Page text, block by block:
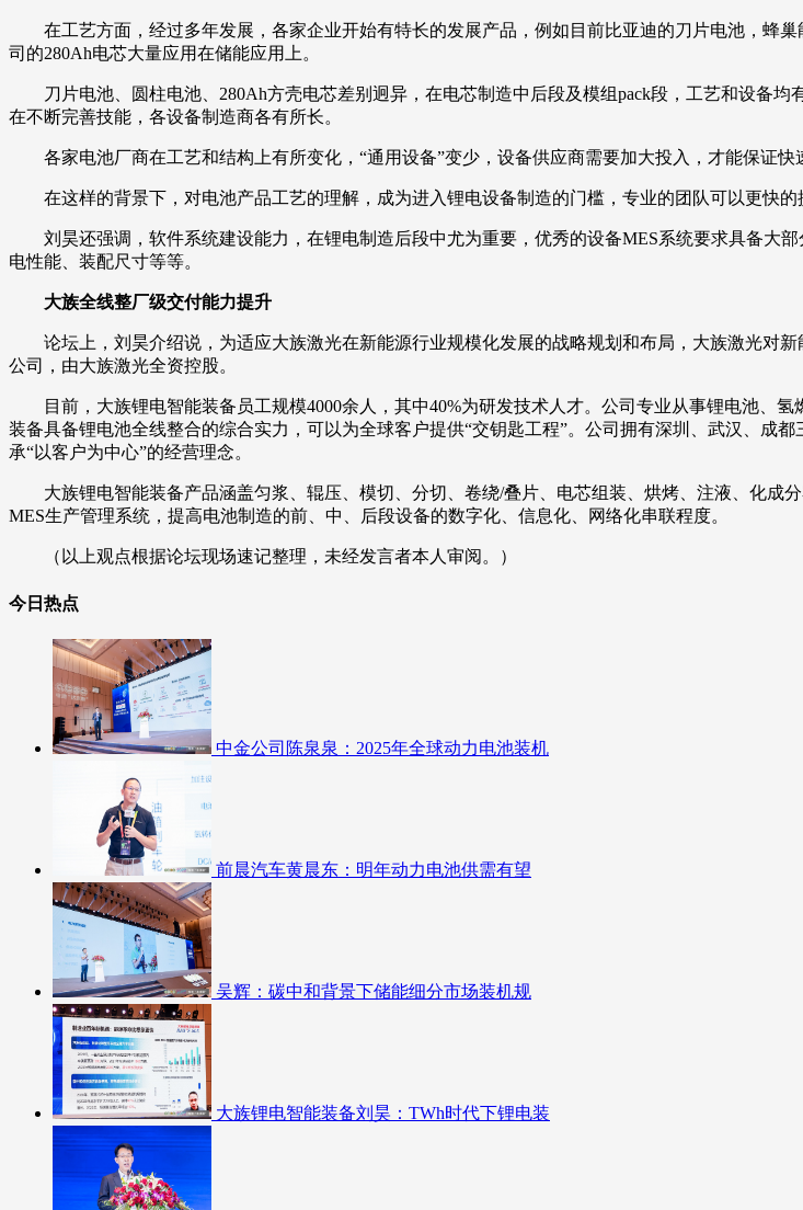
在工艺方面，经过多年发展，各家企业开始有特长的发展产品，例如目前比亚迪的刀片电池，蜂
司的280Ah电芯大量应用在储能应用上。
刀片电池、圆柱电池、280Ah方壳电芯差别迥异，在电芯制造中后段及模组pack段，工艺和设备
在不断完善技能，各设备制造商各有所长。
各家电池厂商在工艺和结构上有所变化，“通用设备”变少，设备供应商需要加大投入，才能保证快
在这样的背景下，对电池产品工艺的理解，成为进入锂电设备制造的门槛，专业的团队可以更快
刘昊还强调，软件系统建设能力，在锂电制造后段中尤为重要，优秀的设备MES系统要求具备大
电性能、装配尺寸等等。
大族全线整厂级交付能力提升
论坛上，刘昊介绍说，为适应大族激光在新能源行业规模化发展的战略规划和布局，大族激光对
公司，由大族激光全资控股。
目前，大族锂电智能装备员工规模4000余人，其中40%为研发技术人才。公司专业从事锂电池、
装备具备锂电池全线整合的综合实力，可以为全球客户提供“交钥匙工程”。公司拥有深圳、武汉、成
承“以客户为中心”的经营理念。
大族锂电智能装备产品涵盖匀浆、辊压、模切、分切、卷绕/叠片、电芯组装、烘烤、注液、化
MES生产管理系统，提高电池制造的前、中、后段设备的数字化、信息化、网络化串联程度。
（以上观点根据论坛现场速记整理，未经发言者本人审阅。）
今日热点
中金公司陈泉泉：2025年全球动力电池装机
前晨汽车黄晨东：明年动力电池供需有望
吴辉：碳中和背景下储能细分市场装机规
大族锂电智能装备刘昊：TWh时代下锂电装